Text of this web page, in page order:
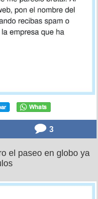
3
el paseo en globo ya